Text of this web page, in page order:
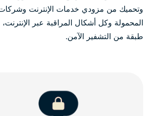
وتحميك من مزودي خدمات الإنترنت وشركات
المحمولة وكل أشكال المراقبة عبر
طبقة من التشفير الآمن.